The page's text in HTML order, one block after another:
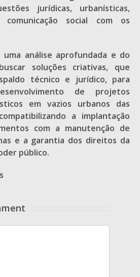
jurídicas, urbanísticas,
social com os
análise aprofundada e do
soluções criativas, que
técnico e jurídico, para
de projetos
em vazios urbanos das
a implantação
com a manutenção de
e a garantia dos direitos da
público.